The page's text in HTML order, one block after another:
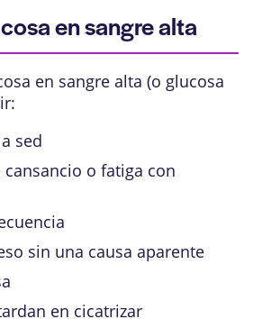
en sangre alta
en sangre alta (o glucosa
sed
cansancio o fatiga con
sin una causa aparente
en cicatrizar